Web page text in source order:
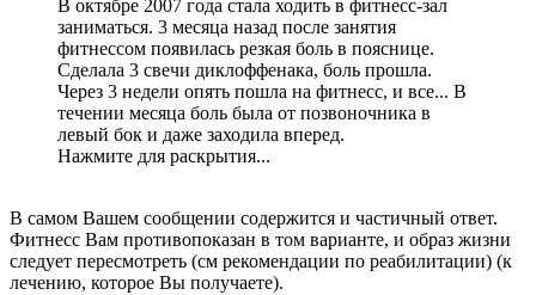
В октябре 2007 года стала ходить в фитнесс-зал
заниматься. 3 месяца назад после занятия
фитнессом появилась резкая боль в пояснице.
Сделала 3 свечи диклоффенака, боль прошла.
Через 3 недели опять пошла на фитнесс, и все... В
течении месяца боль была от позвоночника в
левый бок и даже заходила вперед.
Нажмите для раскрытия...
В самом Вашем сообщении содержится и частичный ответ.
Фитнесс Вам противопоказан в том варианте, и образ жизни
следует пересмотреть (см рекомендации по реабилитации) (к
лечению, которое Вы получаете).